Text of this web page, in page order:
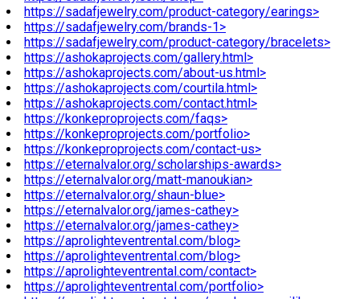
https://sadafjewelry.com/product-category/earings>
https://sadafjewelry.com/brands-1>
https://sadafjewelry.com/product-category/bracelets>
https://ashokaprojects.com/gallery.html>
https://ashokaprojects.com/about-us.html>
https://ashokaprojects.com/courtila.html>
https://ashokaprojects.com/contact.html>
https://konkeproprojects.com/faqs>
https://konkeproprojects.com/portfolio>
https://konkeproprojects.com/contact-us>
https://eternalvalor.org/scholarships-awards>
https://eternalvalor.org/matt-manoukian>
https://eternalvalor.org/shaun-blue>
https://eternalvalor.org/james-cathey>
https://eternalvalor.org/james-cathey>
https://aprolighteventrental.com/blog>
https://aprolighteventrental.com/blog>
https://aprolighteventrental.com/contact>
https://aprolighteventrental.com/portfolio>